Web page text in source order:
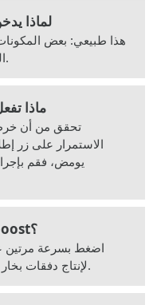
لماذا
هذا طبيعي: بعض
الدخان بعد بضع دقائق من الاستخدام.
ماذا
تحقق من أن
الاستمرار على زر
كيفية استخدام وظيفة Steamboost؟
اضغط بسرعة مرتين
لإنتاج دفقات بخار قوية، مثالية لتنعيم التجاعيد الصعبة.